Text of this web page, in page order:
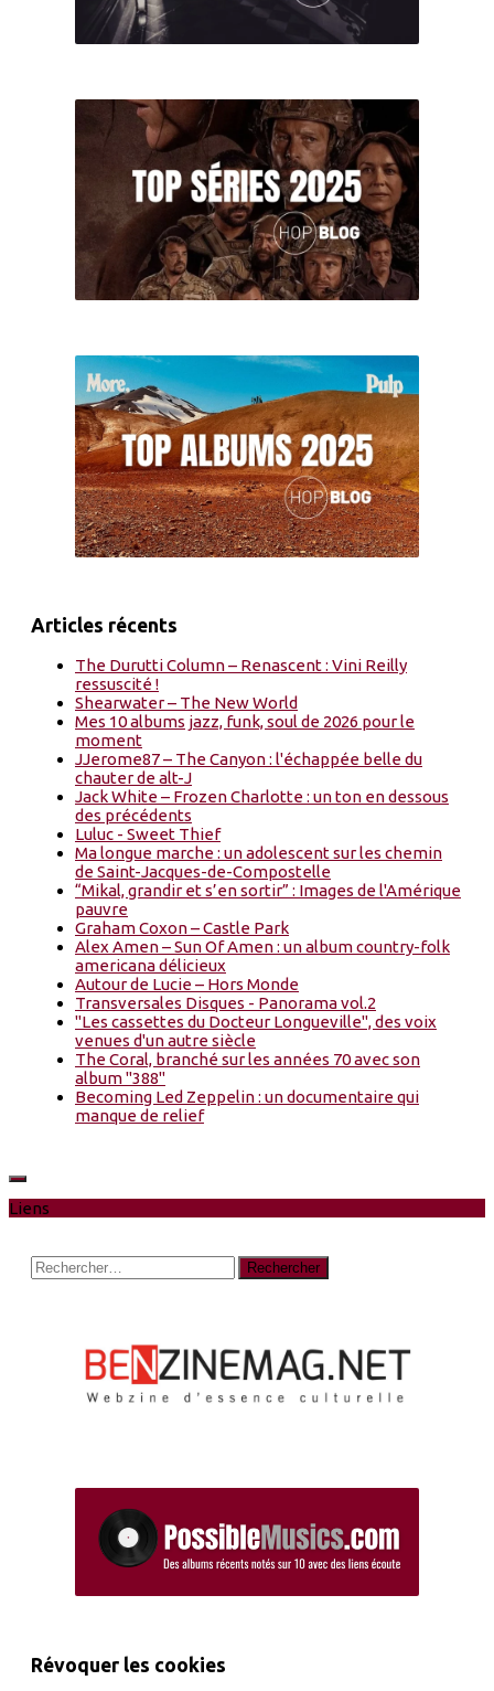
Articles récents
The Durutti Column – Renascent : Vini Reilly
ressuscité !
Shearwater – The New World
Mes 10 albums jazz, funk, soul de 2026 pour le
moment
JJerome87 – The Canyon : l'échappée belle du
chauter de alt-J
Jack White – Frozen Charlotte : un ton en dessous
des précédents
Luluc - Sweet Thief
Ma longue marche : un adolescent sur les chemin
de Saint-Jacques-de-Compostelle
“Mikal, grandir et s’en sortir” : Images de l'Amérique
pauvre
Graham Coxon – Castle Park
Alex Amen – Sun Of Amen : un album country-folk
americana délicieux
Autour de Lucie – Hors Monde
Transversales Disques - Panorama vol.2
"Les cassettes du Docteur Longueville", des voix
venues d'un autre siècle
The Coral, branché sur les années 70 avec son
album "388"
Becoming Led Zeppelin : un documentaire qui
manque de relief
Liens
Rechercher :
Révoquer les cookies